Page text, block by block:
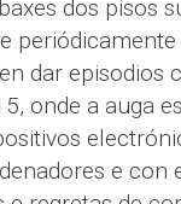
dos pisos
dar episodios
onde a auga
e con